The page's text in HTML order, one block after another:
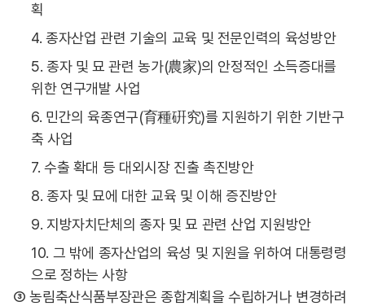
획
4. 종자산업 관련 기술의 교육 및 전문인력의 육성방안
5. 종자 및 묘 관련 농가(農家)의 안정적인 소득증대를
위한 연구개발 사업
6. 민간의 육종연구(育種硏究)를 지원하기 위한 기반구
축 사업
7. 수출 확대 등 대외시장 진출 촉진방안
8. 종자 및 묘에 대한 교육 및 이해 증진방안
9. 지방자치단체의 종자 및 묘 관련 산업 지원방안
10. 그 밖에 종자산업의 육성 및 지원을 위하여 대통령령
으로 정하는 사항
③ 농림축산식품부장관은 종합계획을 수립하거나 변경하려